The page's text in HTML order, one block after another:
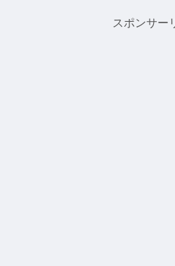
はカハラモールのホールフーズ
よ
スポンサー